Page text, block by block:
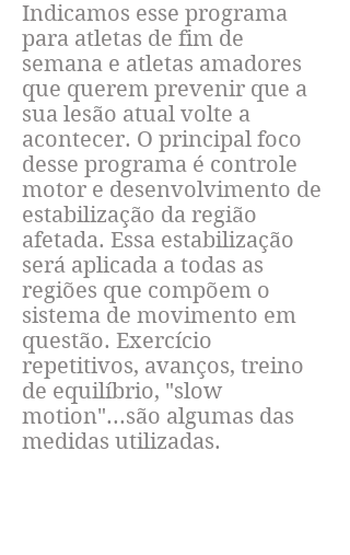
Indicamos esse programa
para atletas de fim de
semana e atletas amadores
que querem prevenir que a
sua lesão atual volte a
acontecer. O principal foco
desse programa é controle
motor e desenvolvimento de
estabilização da região
afetada. Essa estabilização
será aplicada a todas as
regiões que compõem o
sistema de movimento em
questão. Exercício
repetitivos, avanços, treino
de equilíbrio, "slow
motion"...são algumas das
medidas utilizadas.